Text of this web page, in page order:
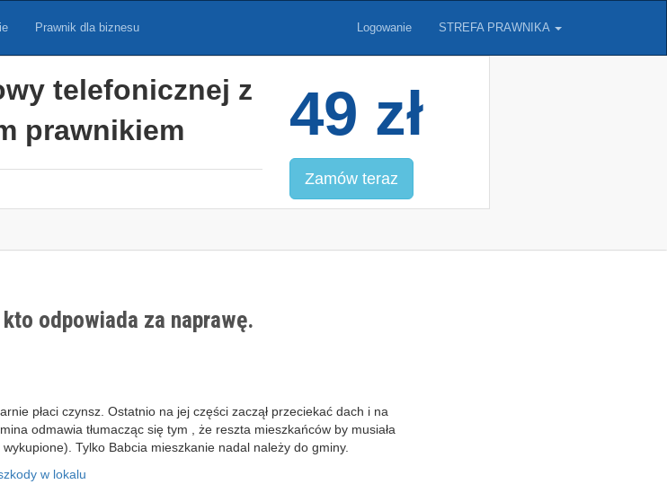
Prawnik dla biznesu Logowanie STREFA PRAWNIKA
telefonicznej z
prawnikiem
49 zł
Zamów teraz
odpowiada za naprawę.
płaci czynsz. Ostatnio na jej części zaczął przeciekać dach i na
odmawia tłumacząc się tym , że reszta mieszkańców by musiała
Tylko Babcia mieszkanie nadal należy do gminy.
w lokalu